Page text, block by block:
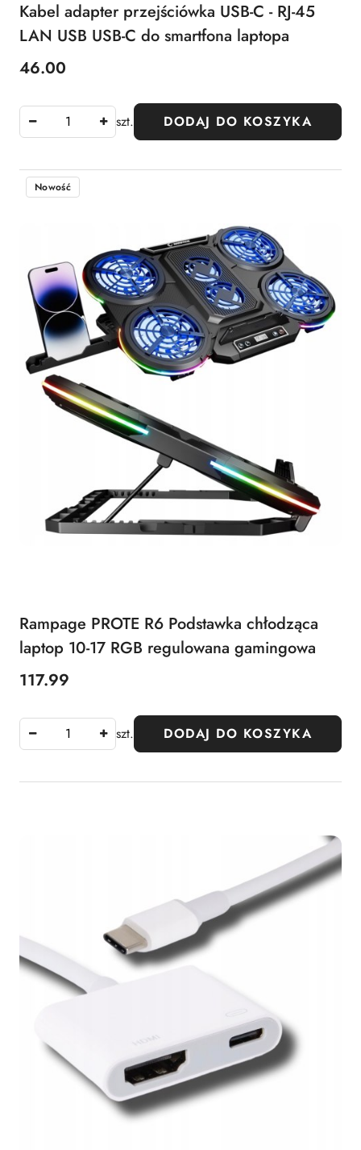
Kabel adapter przejściówka USB-C - RJ-45
LAN USB USB-C do smartfona laptopa
Cena:
46.00
szt. DODAJ DO KOSZYKA
Nowość
Rampage PROTE R6 Podstawka chłodząca
laptop 10-17 RGB regulowana gamingowa
Cena:
117.99
szt. DODAJ DO KOSZYKA